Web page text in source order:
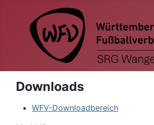
Downloads
WFV-Downloadbereich